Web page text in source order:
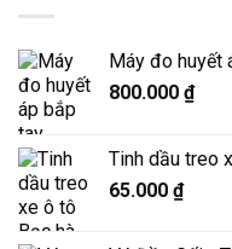
Máy đo huyết
800.000 ₫
Tinh dầu treo
65.000 ₫